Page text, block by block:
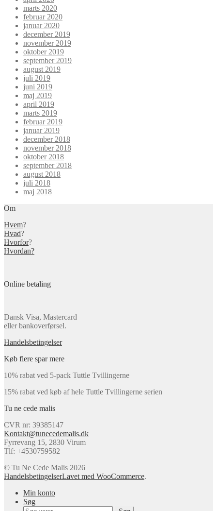
marts 2020
februar 2020
januar 2020
december 2019
november 2019
oktober 2019
september 2019
august 2019
juli 2019
juni 2019
maj 2019
april 2019
marts 2019
februar 2019
januar 2019
december 2018
november 2018
oktober 2018
september 2018
august 2018
juli 2018
maj 2018
Om
Hvem?
Hvad?
Hvorfor?
Hvordan?
Online betaling
Dansk Visa, Mastercard
eller bankoverførsel.
Handelsbetingelser
Køb flere spar mere
10% rabat ved 5-pack Tuttle Tvillingerne
15% rabat ved køb af hele Tuttle Tvillingerne serien
Tu ne cede malis
CVR nr: 39385147
Kontakt@tunecedemalis.dk
Fyrrevang 15, 2830 Virum
Tlf: +4530759582
© Tu Ne Cede Malis 2026
HandelsbetingelserLavet med WooCommerce.
Min konto
Søg